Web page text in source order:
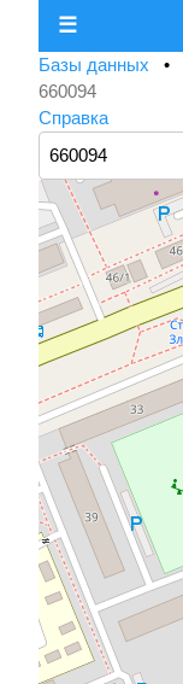
☰
Базы данных •
660094
Справка